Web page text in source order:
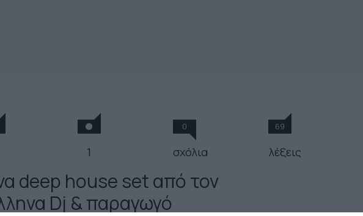
1
0
σχόλια
69
λέξεις
deep house set από τον
Dj & παραγωγό